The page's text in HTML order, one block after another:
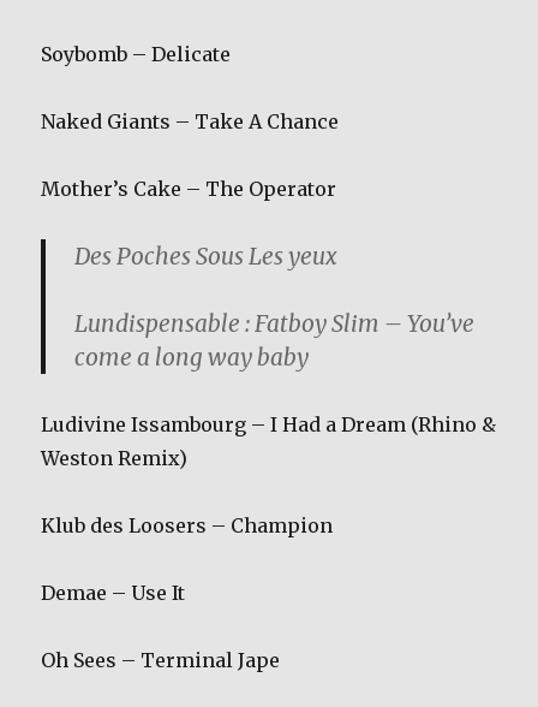
Soybomb – Delicate
Naked Giants – Take A Chance
Mother’s Cake – The Operator
Des Poches Sous Les yeux
Lundispensable : Fatboy Slim – You’ve
come a long way baby
Ludivine Issambourg – I Had a Dream (Rhino &
Weston Remix)
Klub des Loosers – Champion
Demae – Use It
Oh Sees – Terminal Jape